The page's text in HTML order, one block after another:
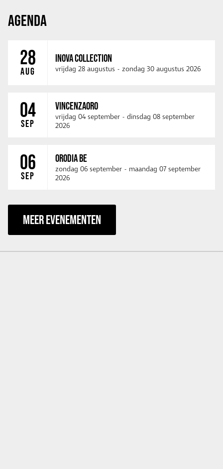
AGENDA
28
AUG
INOVA COLLECTION
vrijdag 28 augustus - zondag 30 augustus 2026
04
SEP
VINCENZAORO
vrijdag 04 september - dinsdag 08 september
2026
06
SEP
ORODIA BE
zondag 06 september - maandag 07 september
2026
MEER EVENEMENTEN